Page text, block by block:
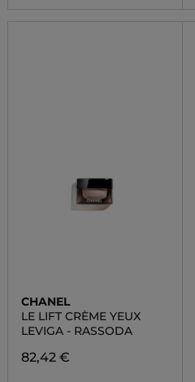
CHANEL
LE LIFT CRÈME YEUX
LEVIGA - RASSODA
82,42 €